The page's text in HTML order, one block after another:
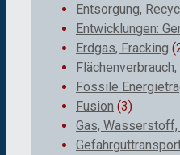
Entsorgung,
Entwicklungen:
Erdgas, Fracking
Fossile
Fusion (3)
Gas,